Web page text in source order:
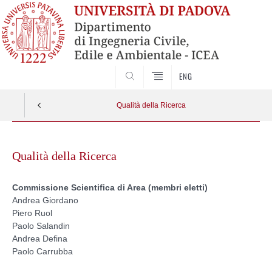
ENG
Qualità della Ricerca
contentQualità della Ricerca
Commissione Scientifica di Area (membri eletti)
Andrea Giordano
Piero Ruol
Paolo Salandin
Andrea Defina
Paolo Carrubba